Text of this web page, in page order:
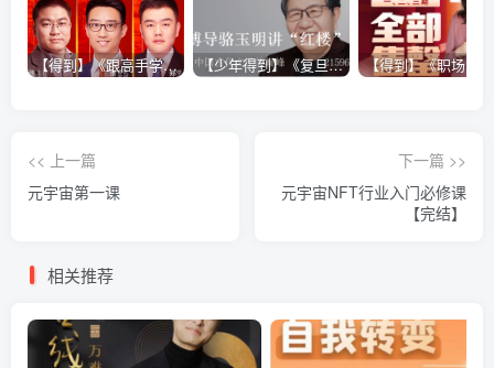
【得到】《跟高手学销售系列课》 【少年得到】《复旦博导骆玉明讲“红楼”》
<< 上一篇
元宇宙第一课
下一篇 >>
元宇宙NFT行业入门必修课
【完结】
相关推荐